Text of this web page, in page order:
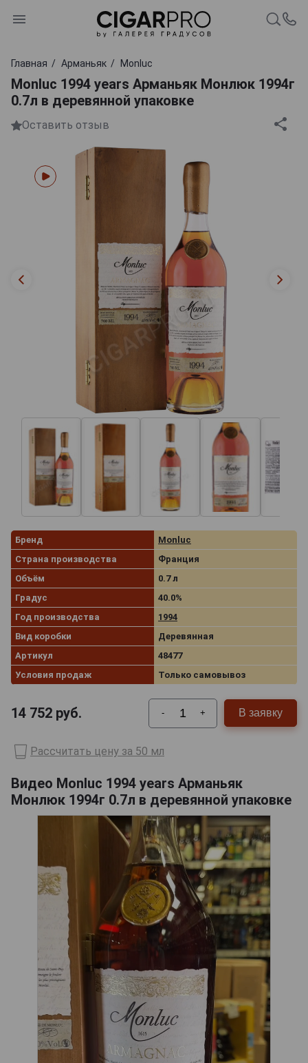
Главная Арманьяк Monluc
Monluc 1994 years Арманьяк Монлюк 1994г
0.7л в деревянной упаковке
Оставить отзыв
Бренд
Monluc
Страна производства
Франция
Объём
0.7 л
Градус
40.0%
Год производства
1994
Вид коробки
Деревянная
Артикул
48477
Условия продаж
Только самовывоз
14 752 руб. - + В заявку
Рассчитать цену за 50 мл
Видео Monluc 1994 years Арманьяк
Монлюк 1994г 0.7л в деревянной упаковке